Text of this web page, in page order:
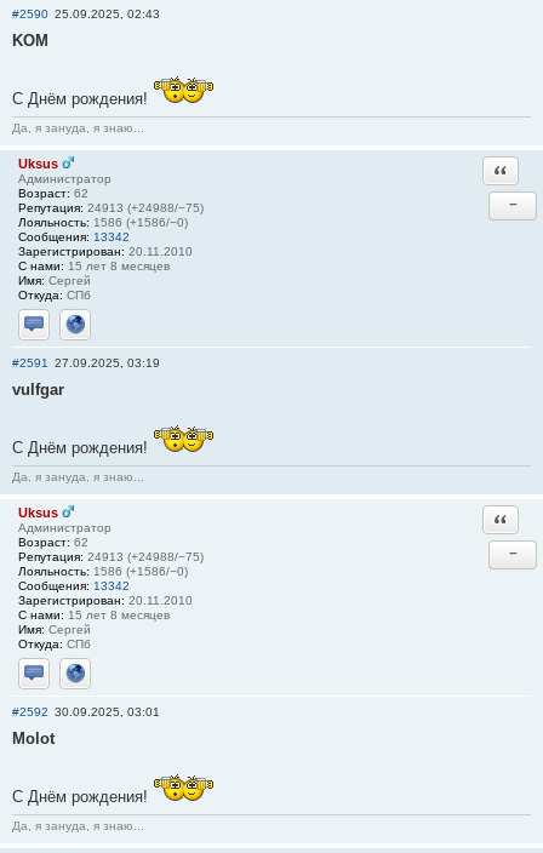
#2590 25.09.2025, 02:43
KOM
С Днём рождения!
Да, я зануда, я знаю...
Uksus
Администратор
Возраст: 62
Репутация: 24913 (+24988/−75)
Лояльность: 1586 (+1586/−0)
Сообщения: 13342
Зарегистрирован: 20.11.2010
С нами: 15 лет 8 месяцев
Имя: Сергей
Откуда: СПб
Отправить личное сообщение
Сайт
−
#2591 27.09.2025, 03:19
vulfgar
С Днём рождения!
Да, я зануда, я знаю...
Uksus
Администратор
Возраст: 62
Репутация: 24913 (+24988/−75)
Лояльность: 1586 (+1586/−0)
Сообщения: 13342
Зарегистрирован: 20.11.2010
С нами: 15 лет 8 месяцев
Имя: Сергей
Откуда: СПб
Отправить личное сообщение
Сайт
−
#2592 30.09.2025, 03:01
Molot
С Днём рождения!
Да, я зануда, я знаю...